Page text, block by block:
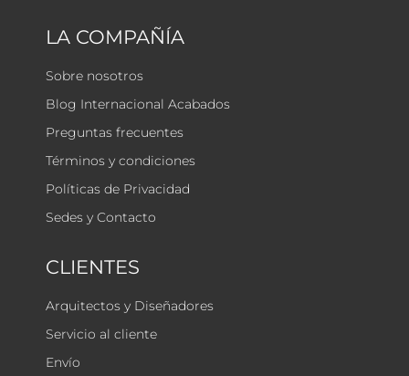
LA COMPAÑÍA
Sobre nosotros
Blog Internacional Acabados
Preguntas frecuentes
Términos y condiciones
Políticas de Privacidad
Sedes y Contacto
CLIENTES
Arquitectos y Diseñadores
Servicio al cliente
Envío